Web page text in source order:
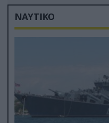
ΝΑΥΤΙΚΟ